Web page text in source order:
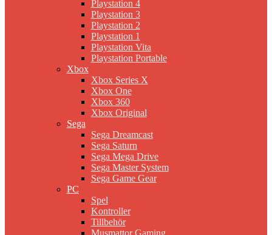
Playstation 4
Playstation 3
Playstation 2
Playstation 1
Playstation Vita
Playstation Portable
Xbox
Xbox Series X
Xbox One
Xbox 360
Xbox Original
Sega
Sega Dreamcast
Sega Saturn
Sega Mega Drive
Sega Master System
Sega Game Gear
PC
Spel
Kontroller
Tillbehör